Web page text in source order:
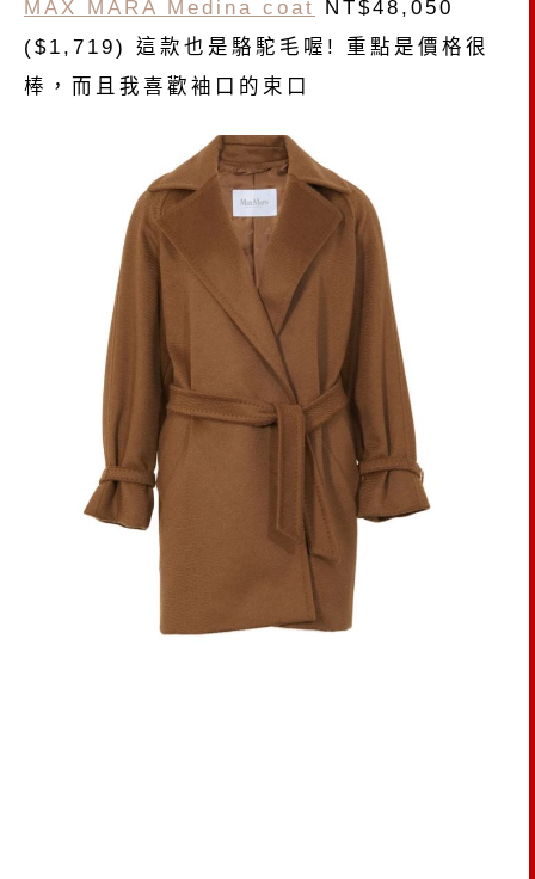
MAX MARA Medina coat
NT$48,050
($1,719) 這款也是駱駝毛喔! 重點是價格很
棒，而且我喜歡袖口的束口